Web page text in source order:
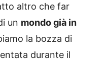
altro che far
un mondo già in
la bozza di
durante il